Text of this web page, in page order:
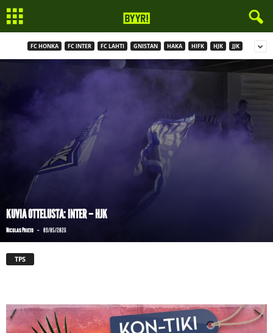
FC HONKA FC INTER FC LAHTI GNISTAN HAKA HIFK HJK JJK
KUVIA OTTELUSTA: INTER – HJK
Nicolas Prieto - 09/05/2026
TPS